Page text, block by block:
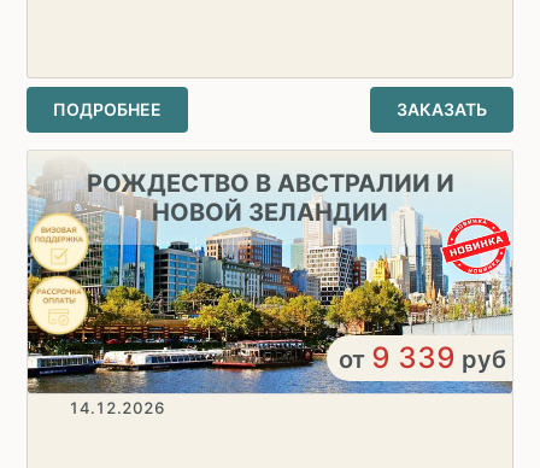
ПОДРОБНЕЕ ЗАКАЗАТЬ
РОЖДЕСТВО В АВСТРАЛИИ И
НОВОЙ ЗЕЛАНДИИ
от 9 339 руб
14.12.2026